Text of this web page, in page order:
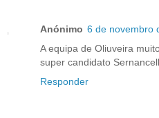
Anónimo 6 de novembro
A equipa de Oliuveira
super candidato
Responder